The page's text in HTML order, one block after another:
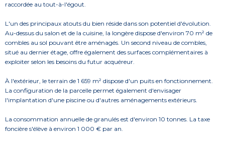
raccordée au tout-à-l'égout.
L'un des principaux atouts du bien réside dans son potentiel d'évolution.
Au-dessus du salon et de la cuisine, la longère dispose d'environ 70 m² de
combles au sol pouvant être aménagés. Un second niveau de combles,
situé au dernier étage, offre également des surfaces complémentaires à
exploiter selon les besoins du futur acquéreur.
À l'extérieur, le terrain de 1 659 m² dispose d'un puits en fonctionnement.
La configuration de la parcelle permet également d'envisager
l'implantation d'une piscine ou d'autres aménagements extérieurs.
La consommation annuelle de granulés est d'environ 10 tonnes. La taxe
foncière s'élève à environ 1 000 € par an.